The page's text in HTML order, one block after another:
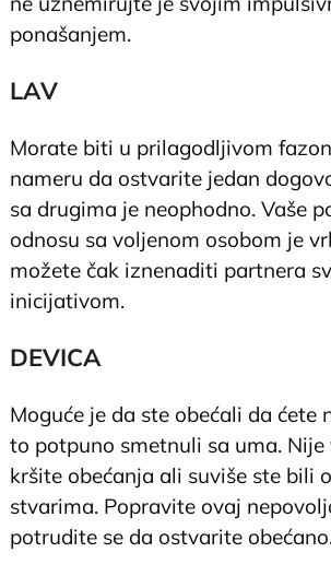
ponašanjem.
LAV
Morate biti u prilagodljivom
nameru da ostvarite jedan
sa drugima je neophodno. Vaše
odnosu sa voljenom osobom je
možete čak iznenaditi partnera
inicijativom.
DEVICA
Moguće je da ste obećali da ćete
to potpuno smetnuli sa uma. Nije
kršite obećanja ali suviše ste bili
stvarima. Popravite ovaj
potrudite se da ostvarite